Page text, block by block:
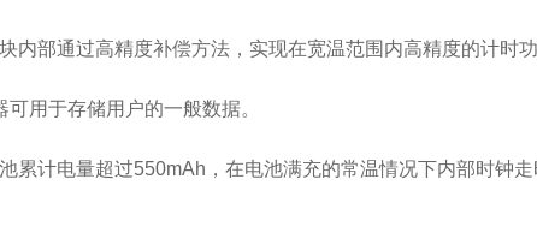
部通过高精度补偿方法，实现在宽温范围内高精度的计时
用于存储用户的一般数据。
计电量超过550mAh，在电池满充的常温情况下内部时钟